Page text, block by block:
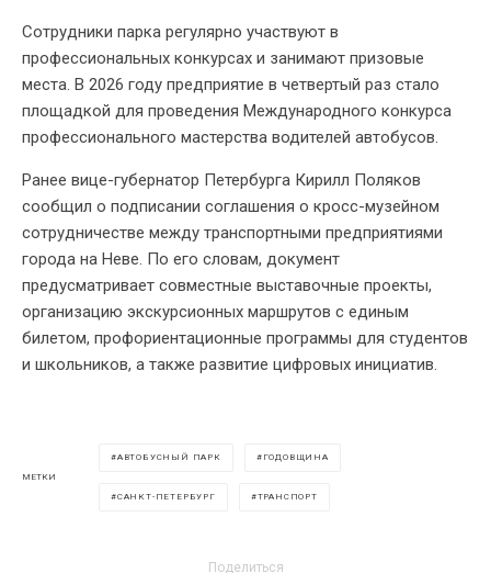
Сотрудники парка регулярно участвуют в
профессиональных конкурсах и занимают призовые
места. В 2026 году предприятие в четвертый раз стало
площадкой для проведения Международного конкурса
профессионального мастерства водителей автобусов.
Ранее вице-губернатор Петербурга Кирилл Поляков
сообщил о подписании соглашения о кросс-музейном
сотрудничестве между транспортными предприятиями
города на Неве. По его словам, документ
предусматривает совместные выставочные проекты,
организацию экскурсионных маршрутов с единым
билетом, профориентационные программы для студентов
и школьников, а также развитие цифровых инициатив.
МЕТКИ
АВТОБУСНЫЙ ПАРК ГОДОВЩИНА
САНКТ-ПЕТЕРБУРГ ТРАНСПОРТ
Поделиться